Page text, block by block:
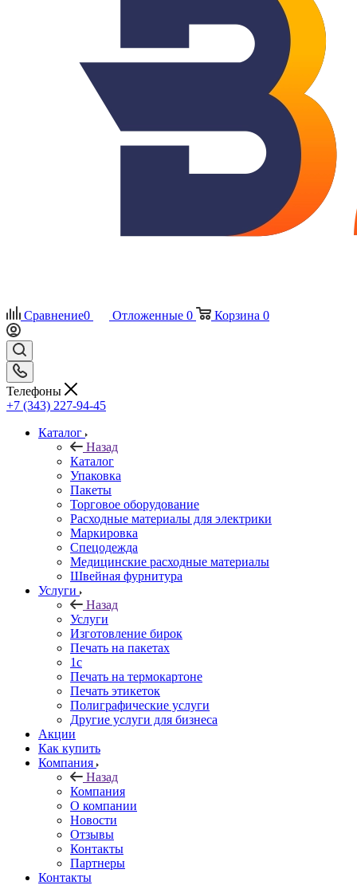
Сравнение0 Отложенные 0 Корзина 0
Телефоны
+7 (343) 227-94-45
Каталог
Назад
Каталог
Упаковка
Пакеты
Торговое оборудование
Расходные материалы для электрики
Маркировка
Спецодежда
Медицинские расходные материалы
Швейная фурнитура
Услуги
Назад
Услуги
Изготовление бирок
Печать на пакетах
1c
Печать на термокартоне
Печать этикеток
Полиграфические услуги
Другие услуги для бизнеса
Акции
Как купить
Компания
Назад
Компания
О компании
Новости
Отзывы
Контакты
Партнеры
Контакты